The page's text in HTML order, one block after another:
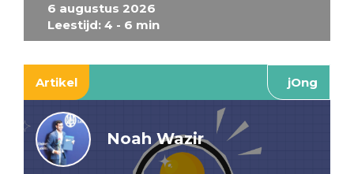
6 augustus 2026
Leestijd: 4 - 6 min
Artikel jOng
Noah Wazir